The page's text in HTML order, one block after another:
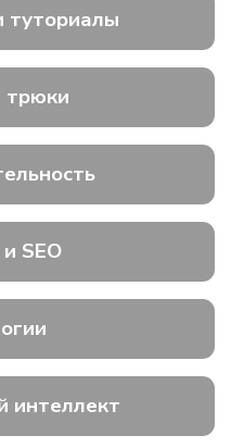
туториалы
трюки
SEO
интеллект